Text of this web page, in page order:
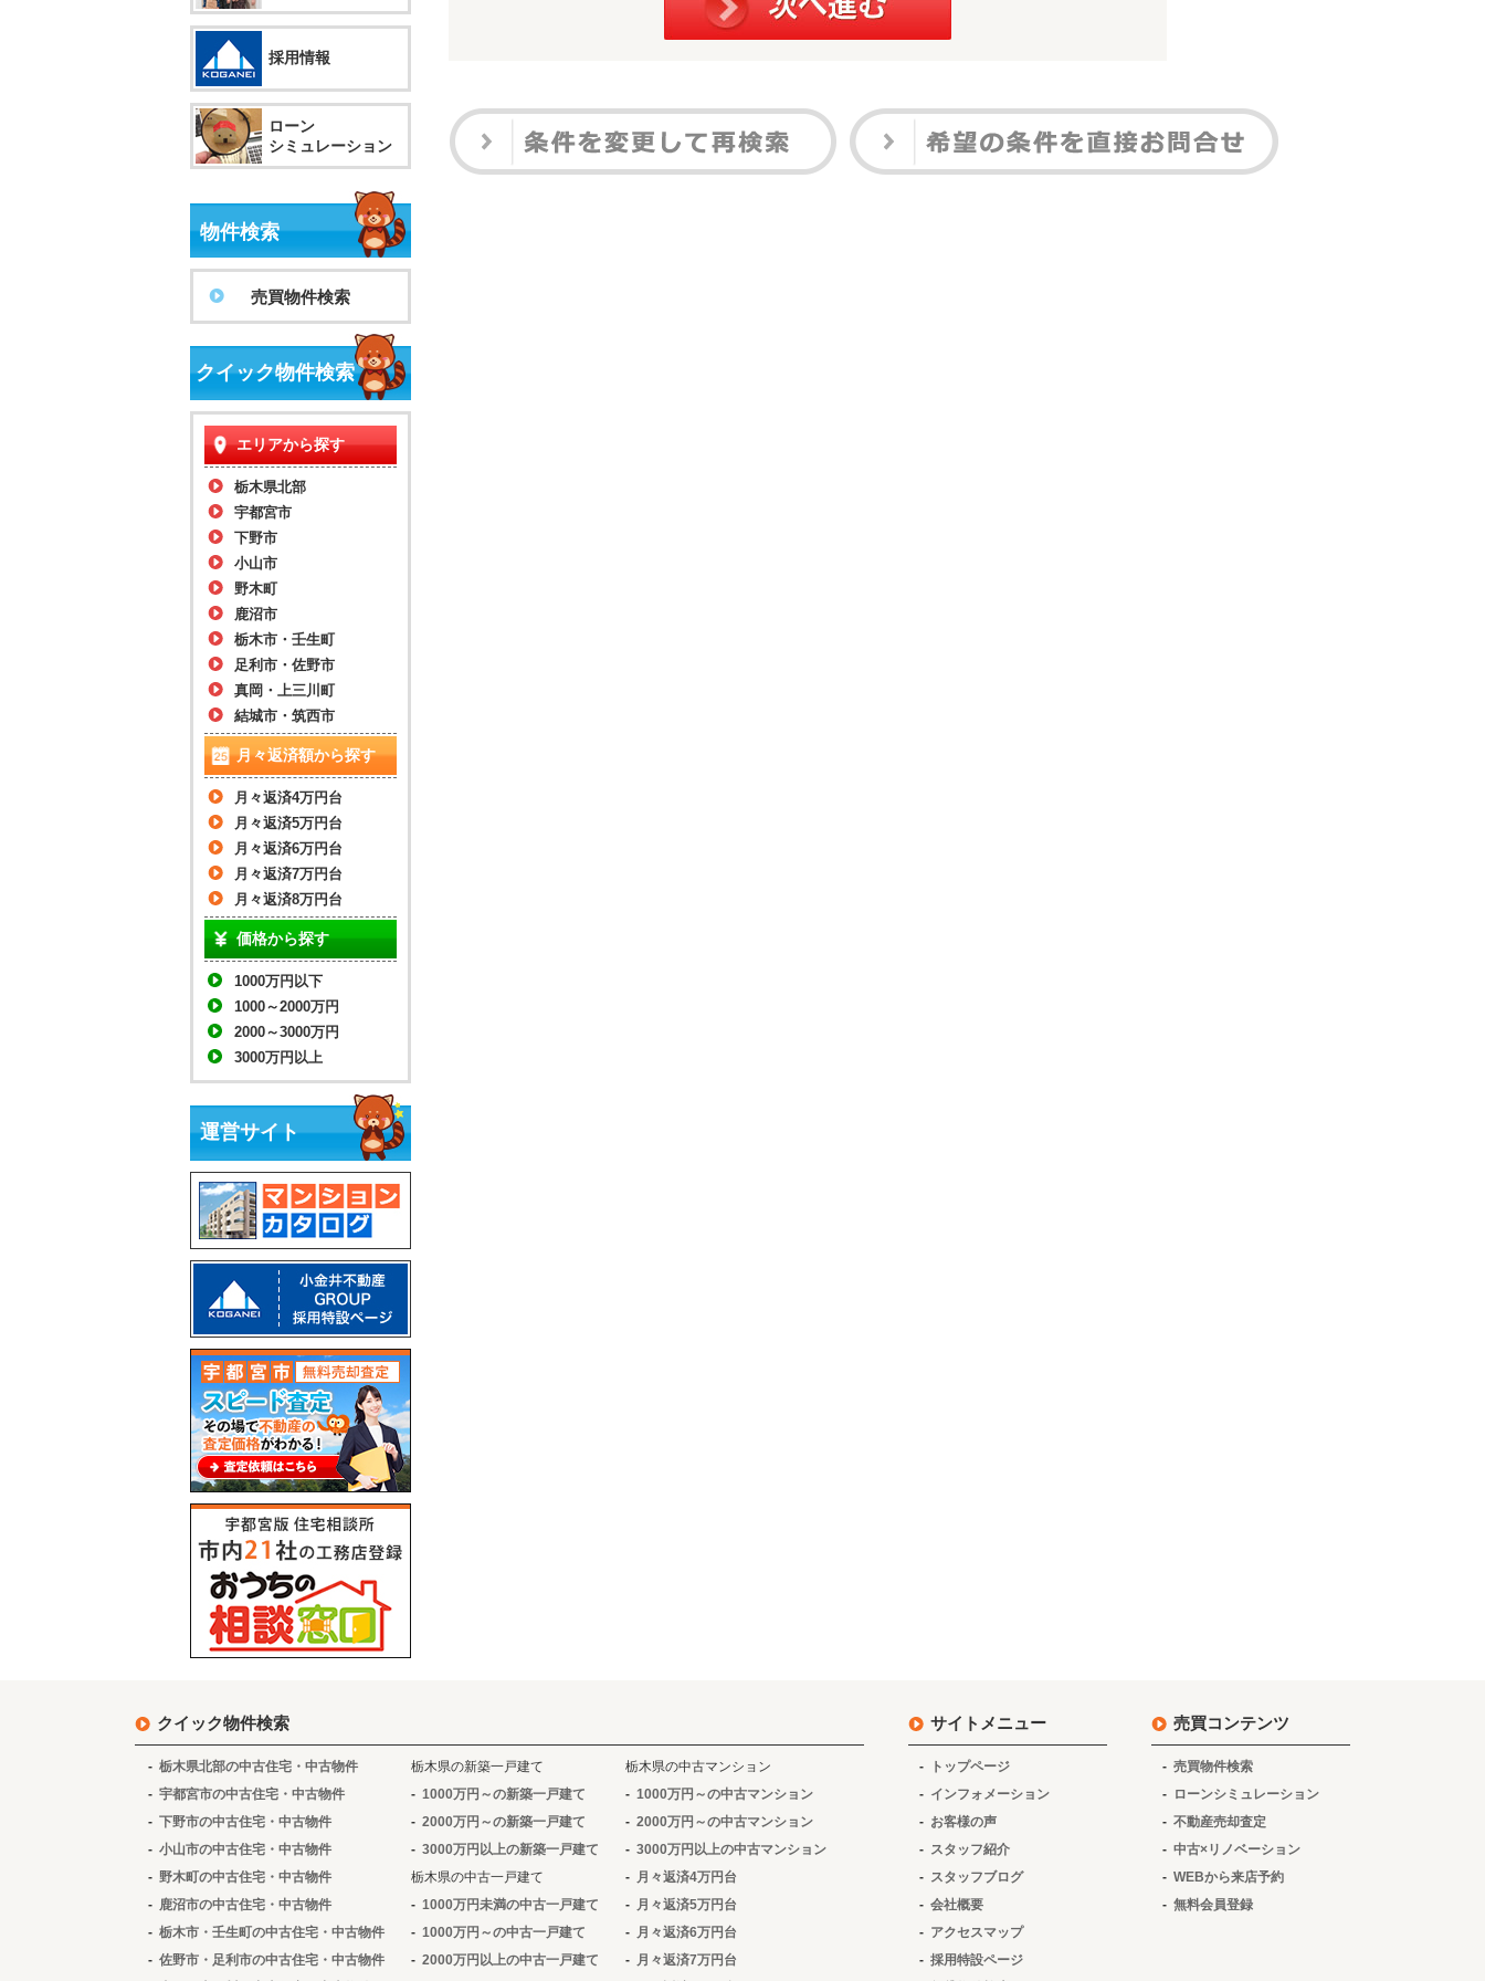
採用情報
ローン
シミュレーション
物件検索
売買物件検索
クイック物件検索
エリアから探す
栃木県北部
宇都宮市
下野市
小山市
野木町
鹿沼市
栃木市・壬生町
足利市・佐野市
真岡・上三川町
結城市・筑西市
月々返済額から探す
月々返済4万円台
月々返済5万円台
月々返済6万円台
月々返済7万円台
月々返済8万円台
価格から探す
1000万円以下
1000～2000万円
2000～3000万円
3000万円以上
運営サイト
クイック物件検索
栃木県北部の中古住宅・中古物件
宇都宮市の中古住宅・中古物件
下野市の中古住宅・中古物件
小山市の中古住宅・中古物件
野木町の中古住宅・中古物件
鹿沼市の中古住宅・中古物件
栃木市・壬生町の中古住宅・中古物件
佐野市・足利市の中古住宅・中古物件
栃木県の新築一戸建て
1000万円～の新築一戸建て
2000万円～の新築一戸建て
3000万円以上の新築一戸建て
栃木県の中古一戸建て
1000万円未満の中古一戸建て
1000万円～の中古一戸建て
2000万円以上の中古一戸建て
栃木県の中古マンション
1000万円～の中古マンション
2000万円～の中古マンション
3000万円以上の中古マンション
月々返済4万円台
月々返済5万円台
月々返済6万円台
月々返済7万円台
サイトメニュー
トップページ
インフォメーション
お客様の声
スタッフ紹介
スタッフブログ
会社概要
アクセスマップ
採用特設ページ
売買コンテンツ
売買物件検索
ローンシミュレーション
不動産売却査定
中古×リノベーション
WEBから来店予約
無料会員登録